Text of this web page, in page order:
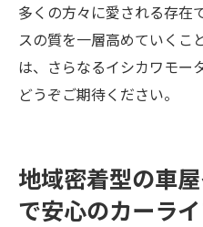
多くの方々に愛される存在
スの質を一層高めていくこ
は、さらなるイシカワモー
どうぞご期待ください。
地域密着型の車
で安心のカーラ